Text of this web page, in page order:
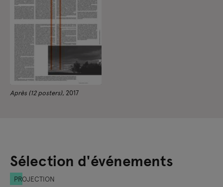
Après (12 posters), 2017
Sélection d'événements
PROJECTION